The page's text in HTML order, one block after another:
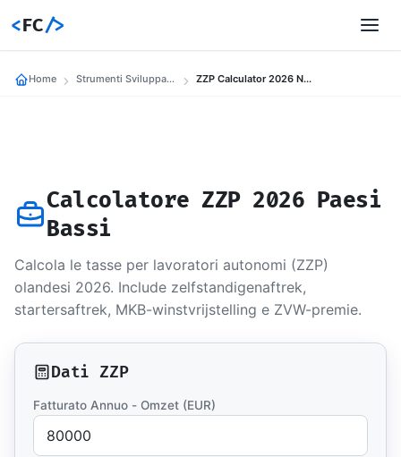
<FC/>
Home Strumenti Sviluppatori ZZP Calculator 2026 Nederland
Calcolatore ZZP 2026 Paesi
Bassi
Calcola le tasse per lavoratori autonomi (ZZP)
olandesi 2026. Include zelfstandigenaftrek,
startersaftrek, MKB-winstvrijstelling e ZVW-premie.
Dati ZZP
Fatturato Annuo - Omzet (EUR)